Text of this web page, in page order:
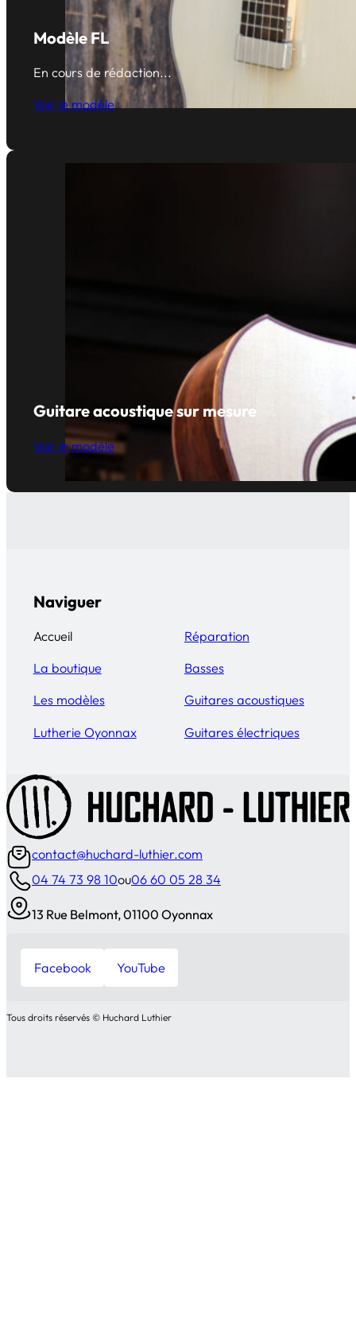
Modèle FL
En cours de rédaction...
Voir le modèle
Guitare acoustique sur mesure
Voir le modèle
contact@huchard-luthier.com
04 74 73 98 10ou06 60 05 28 34
13 Rue Belmont, 01100 Oyonnax
Facebook YouTube
Tous droits réservés © Huchard Luthier
Naviguer
Accueil
La boutique
Les modèles
Lutherie Oyonnax
Réparation
Basses
Guitares acoustiques
Guitares électriques